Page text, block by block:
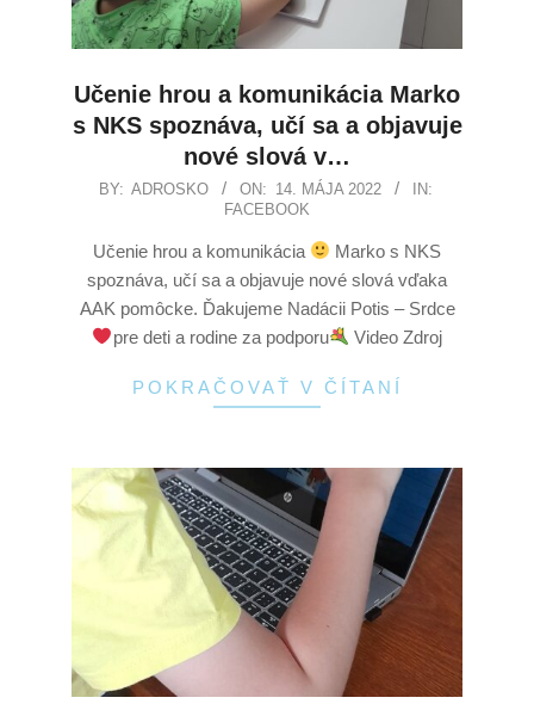
Učenie hrou a komunikácia Marko
s NKS spoznáva, učí sa a objavuje
nové slová v…
BY: ADROSKO ON: 14. MÁJA 2022
IN:
FACEBOOK
Učenie hrou a komunikácia
Marko s NKS
spoznáva, učí sa a objavuje nové slová vďaka
AAK pomôcke. Ďakujeme Nadácii Potis – Srdce
pre deti a rodine za podporu
Video Zdroj
POKRAČOVAŤ V ČÍTANÍ